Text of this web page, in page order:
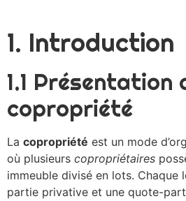
1. Introduction
1.1 Présentation
copropriété
La copropriété est un mode
où plusieurs copropriétaires
immeuble divisé en lots. Chaque
partie privative et une quote-